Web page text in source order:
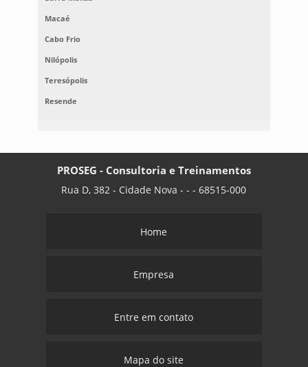
Macaé
Cabo Frio
Nilópolis
Teresópolis
Resende
PROSEG - Consultoria e Treinamentos
Rua D, 382 - Cidade Nova - - - 68515-000
Home
Empresa
Entre em contato
Mapa do site